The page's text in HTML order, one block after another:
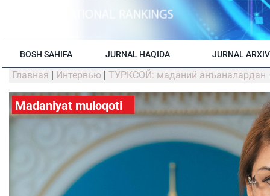
BOSH SAHIFA JURNAL HAQIDA JURNAL
Главная | Интервью | ТУРКСОЙ: маданий анъаналардан
Madaniyat muloqoti